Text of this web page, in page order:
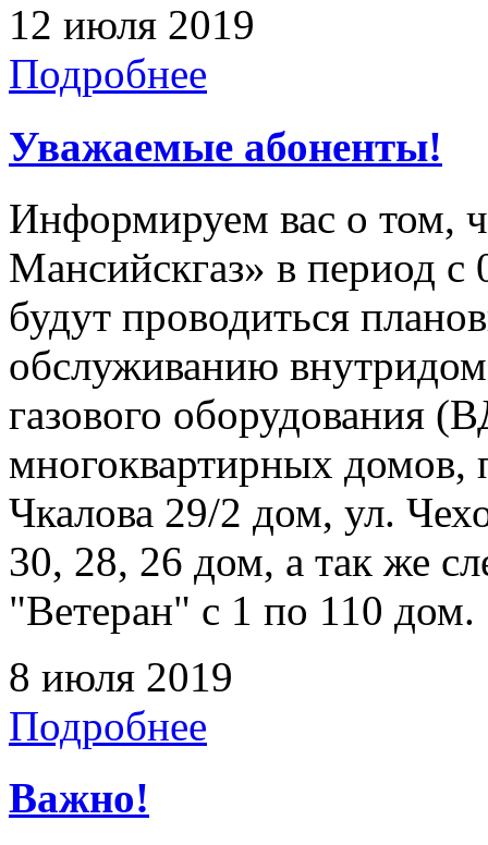
12 июля 2019
Подробнее
Уважаемые абоненты!
Информируем вас о том,
Мансийскгаз» в период с
будут проводиться
обслуживанию
газового
многоквартирных
Чкалова 29/2 дом, ул.
30, 28, 26 дом, а так же
"Ветеран" с 1 по 110 дом.
8 июля 2019
Подробнее
Важно!